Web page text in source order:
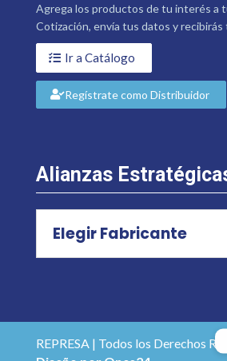
Agrega los productos de tu interés a
Cotización, envía tus datos y
Ir a Catálogo
Regístrate como Distribuidor
Alianzas
Elegir Fabricante
REPRESA | Todos los Derechos